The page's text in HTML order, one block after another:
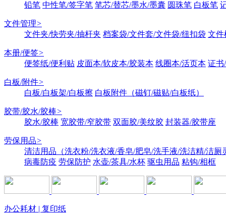
铅笔 中性笔/签字笔 笔芯/替芯/墨水/墨囊 圆珠笔 白板笔
文件管理>
文件夹/快劳夹/抽杆夹 档案袋/文件套/文件袋/纽扣袋 文件
本册/便签>
便签纸/便利贴 皮面本/软皮本/胶装本 线圈本/活页本 证书
白板/附件>
白板/白板架/白板擦 白板附件（磁钉/磁贴/白板纸）
胶带/胶水/胶棒>
胶水/胶棒 宽胶带/窄胶带 双面胶/美纹胶 封装器/胶带座
劳保用品>
清洁用品（洗衣粉/洗衣液/香皂/肥皂/洗手液/洗洁精/洁厕
病毒防疫 劳保防护 水壶/茶具/水杯 驱虫用品 粘钩/相框
办公耗材 | 复印纸